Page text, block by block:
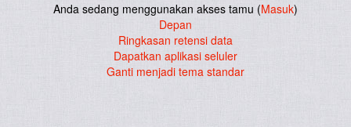
Anda sedang menggunakan akses tamu (Masuk)
Depan
Ringkasan retensi data
Dapatkan aplikasi seluler
Ganti menjadi tema standar